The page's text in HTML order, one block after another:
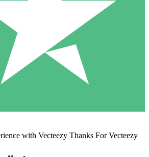
with Vecteezy Thanks For Vecteezy